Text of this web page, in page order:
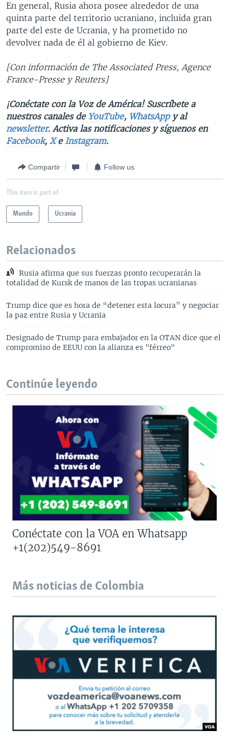
En general, Rusia ahora posee alrededor de una
quinta parte del territorio ucraniano, incluida gran
parte del este de Ucrania, y ha prometido no
devolver nada de él al gobierno de Kiev.
[Con información de The Associated Press, Agence
France-Presse y Reuters]
¡Conéctate con la Voz de América! Suscríbete a
nuestros canales deYouTube, WhatsAppy al
newsletter. Activa las notificaciones y síguenos en
Facebook, Xe Instagram.
Compartir Follow us
This item is part of
Mundo Ucrania
Relacionados
Rusia afirma que sus fuerzas pronto recuperarán la
totalidad de Kursk de manos de las tropas ucranianas
Trump dice que es hora de “detener esta locura” y negociar
la paz entre Rusia y Ucrania
Designado de Trump para embajador en la OTAN dice que el
compromiso de EEUU con la alianza es "férreo"
Continúe leyendo
Conéctate con la VOA en Whatsapp
+1(202)549-8691
Más noticias de Colombia